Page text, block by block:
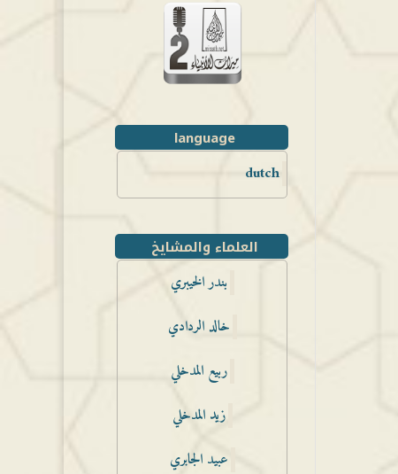
language
dutch
العلماء والمشايخ
بندر الخيبري
خالد الردادي
ربيع المدخلي
زيد المدخلي
عبيد الجابري